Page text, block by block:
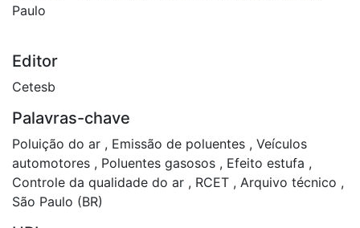
Paulo
Editor
Cetesb
Palavras-chave
Poluição do ar , Emissão de poluentes , Veículos
automotores , Poluentes gasosos , Efeito estufa ,
Controle da qualidade do ar , RCET , Arquivo técnico ,
São Paulo (BR)